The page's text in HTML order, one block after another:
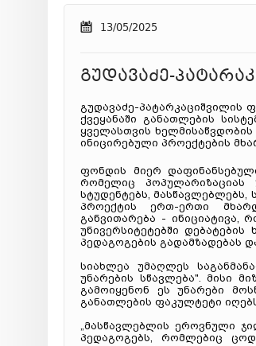
13/05/2025
გუდავაძე-
გუდავაძე-პატარკაციშვილის
ქვეყანაში განათლების
ყველასთვის
ინიცირებული პროექტების
ფონდის მიერ
რომელიც
სტუდენტებს,
პროექტის ერთ-ერთი
განვითარება -
უნივერსიტეტებში
პედაგოგების გადამზადებას
სიახლეა უმაღლეს
უნარების სწავლება". მისი
გამოიყენონ ეს უნარები
განათლების ფაკულტეტი
„მასწავლებლის ეროვნული
პედაგოგებს, რომლებიც